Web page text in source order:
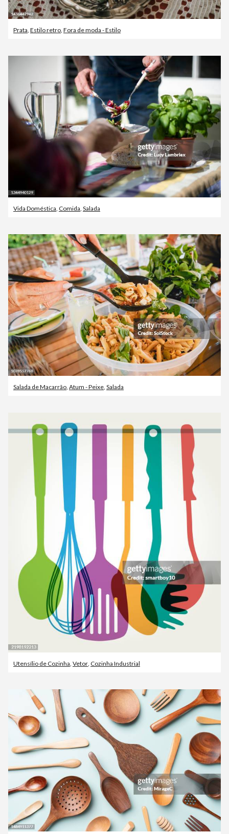
Prata Estilo retro Fora de moda - Estilo
Vida Doméstica, Comida, Salada
Salada de Macarrão, Atum - Peixe, Salada
Utensílio de Cozinha, Vetor, Cozinha Industrial